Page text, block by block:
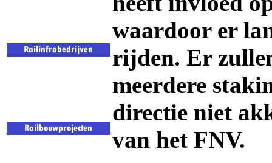
waardoor er
rijden. Er
meerdere
directie niet
van het FNV.